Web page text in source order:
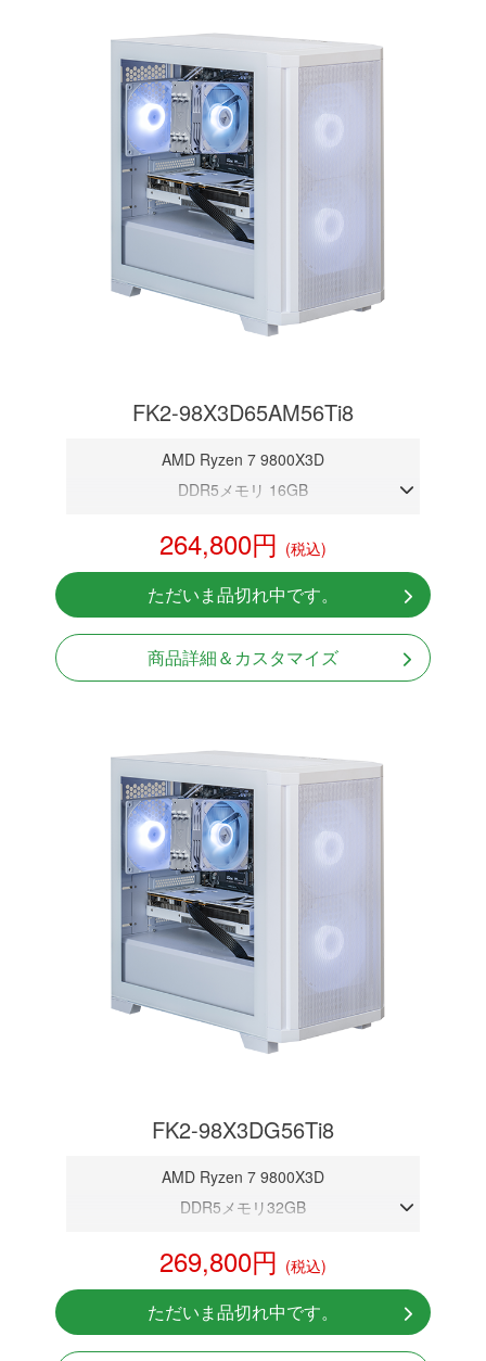
FK2-98X3D65AM56Ti8
AMD Ryzen 7 9800X3D
DDR5メモリ 16GB
NVMeSSD 1TB
Windows11 Home 64bit
264,800円 (税込)
ただいま品切れ中です。
商品詳細＆カスタマイズ
FK2-98X3DG56Ti8
AMD Ryzen 7 9800X3D
DDR5メモリ32GB
NVMeSSD 1TB
Windows11 Home 64bit
269,800円 (税込)
ただいま品切れ中です。